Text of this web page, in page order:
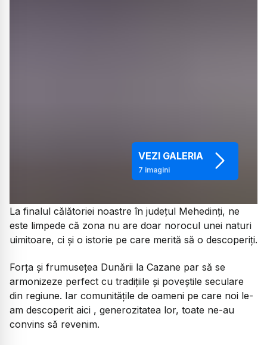
VEZI GALERIA
7 imagini
La finalul călătoriei noastre în județul Mehedinți, ne
este limpede că zona nu are doar norocul unei naturi
uimitoare, ci și o istorie pe care merită să o descoperiți.
Forța și frumusețea Dunării la Cazane par să se
armonizeze perfect cu tradițiile și poveștile seculare
din regiune. Iar comunitățile de oameni pe care noi le-
am descoperit aici , generozitatea lor, toate ne-au
convins să revenim.